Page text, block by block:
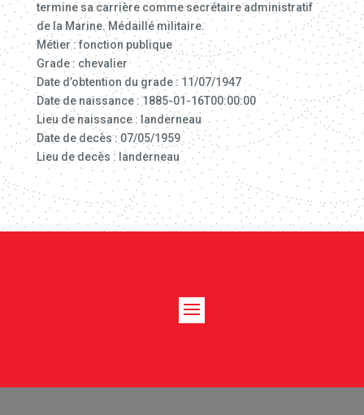
termine sa carrière comme secrétaire administratif
de la Marine. Médaillé militaire.
Métier : fonction publique
Grade : chevalier
Date d’obtention du grade : 11/07/1947
Date de naissance : 1885-01-16T00:00:00
Lieu de naissance : landerneau
Date de decès : 07/05/1959
Lieu de decès : landerneau